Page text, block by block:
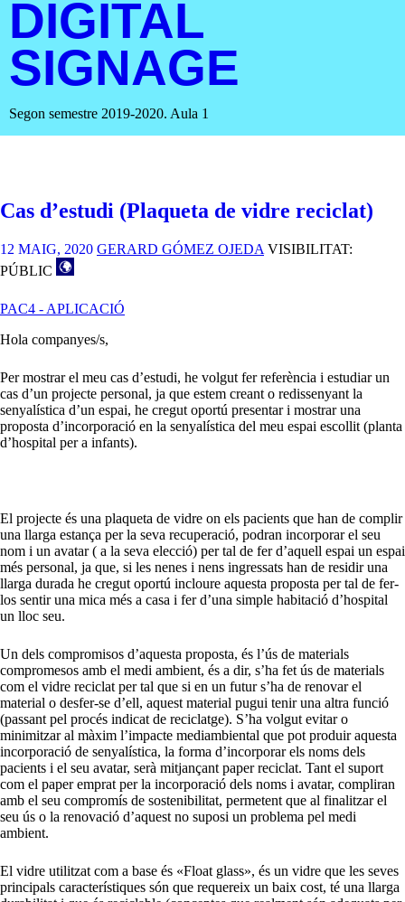
DIGITAL
SIGNAGE
Segon semestre 2019-2020. Aula 1
Cas d’estudi (Plaqueta de vidre reciclat)
12 MAIG, 2020 GERARD GÓMEZ OJEDA VISIBILITAT:
PÚBLIC
PAC4 - APLICACIÓ
Hola companyes/s,
Per mostrar el meu cas d’estudi, he volgut fer referència i estudiar un
cas d’un projecte personal, ja que estem creant o redissenyant la
senyalística d’un espai, he cregut oportú presentar i mostrar una
proposta d’incorporació en la senyalística del meu espai escollit (planta
d’hospital per a infants).
El projecte és una plaqueta de vidre on els pacients que han de complir
una llarga estança per la seva recuperació, podran incorporar el seu
nom i un avatar ( a la seva elecció) per tal de fer d’aquell espai un espai
més personal, ja que, si les nenes i nens ingressats han de residir una
llarga durada he cregut oportú incloure aquesta proposta per tal de fer-
los sentir una mica més a casa i fer d’una simple habitació d’hospital
un lloc seu.
Un dels compromisos d’aquesta proposta, és l’ús de materials
compromesos amb el medi ambient, és a dir, s’ha fet ús de materials
com el vidre reciclat per tal que si en un futur s’ha de renovar el
material o desfer-se d’ell, aquest material pugui tenir una altra funció
(passant pel procés indicat de reciclatge). S’ha volgut evitar o
minimitzar al màxim l’impacte mediambiental que pot produir aquesta
incorporació de senyalística, la forma d’incorporar els noms dels
pacients i el seu avatar, serà mitjançant paper reciclat. Tant el suport
com el paper emprat per la incorporació dels noms i avatar, compliran
amb el seu compromís de sostenibilitat, permetent que al finalitzar el
seu ús o la renovació d’aquest no suposi un problema pel medi
ambient.
El vidre utilitzat com a base és «Float glass», és un vidre que les seves
principals característiques són que requereix un baix cost, té una llarga